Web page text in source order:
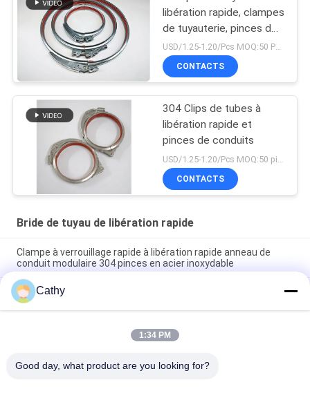
libération rapide, clampes
de tuyauterie, pinces de
conduit avec verrou et
caoutchouc rouge
USD/1.25-1.20/Pcs MOQ:50 PCS
CONTACTS
304 Clips de tubes à
libération rapide et
pinces de conduits
USD/1.25-1.20/Pcs MOQ:50 pièces
CONTACTS
Bride de tuyau de libération rapide
Clampe à verrouillage rapide à libération rapide anneau de
conduit modulaire 304 pinces en acier inoxydable
SUS304 Serre-pipe à libération rapide Serre-pipe à verrouillage
rapide Serre-pipe à rouleaux à tambour Serre-pipe à
verrouillage
Collier de serrage à libération rapide pour conduit à verrouillage
Cathy
1:34 PM
Good day, what product are you looking for?